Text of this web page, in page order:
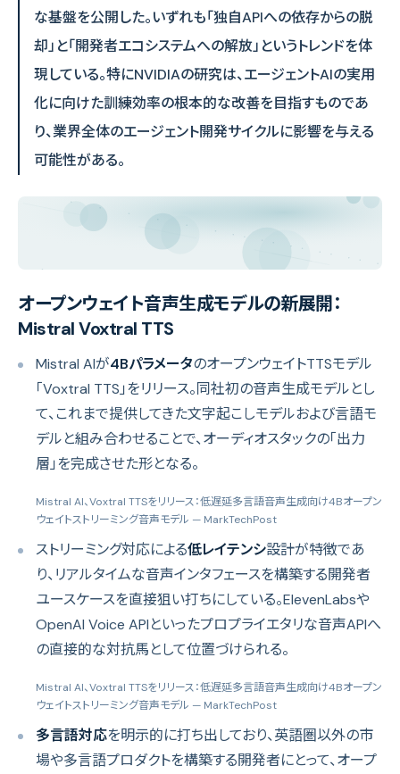
な基盤を公開した。いずれも「独自APIへの依存からの脱
却」と「開発者エコシステムへの解放」というトレンドを体
現している。特にNVIDIAの研究は、エージェントAIの実用
化に向けた訓練効率の根本的な改善を目指すものであ
り、業界全体のエージェント開発サイクルに影響を与える
可能性がある。
オープンウェイト音声生成モデルの新展開：
Mistral Voxtral TTS
Mistral AIが4BパラメータのオープンウェイトTTSモデル
「Voxtral TTS」をリリース。同社初の音声生成モデルとし
て、これまで提供してきた文字起こしモデルおよび言語モ
デルと組み合わせることで、オーディオスタックの「出力
層」を完成させた形となる。
Mistral AI、Voxtral TTSをリリース：低遅延多言語音声生成向け4Bオープン
ウェイトストリーミング音声モデル — MarkTechPost
ストリーミング対応による低レイテンシ設計が特徴であ
り、リアルタイムな音声インタフェースを構築する開発者
ユースケースを直接狙い打ちにしている。ElevenLabsや
OpenAI Voice APIといったプロプライエタリな音声APIへ
の直接的な対抗馬として位置づけられる。
Mistral AI、Voxtral TTSをリリース：低遅延多言語音声生成向け4Bオープン
ウェイトストリーミング音声モデル — MarkTechPost
多言語対応を明示的に打ち出しており、英語圏以外の市
場や多言語プロダクトを構築する開発者にとって、オープ